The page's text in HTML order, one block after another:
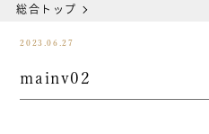
総合トップ
2023.06.27
mainv02